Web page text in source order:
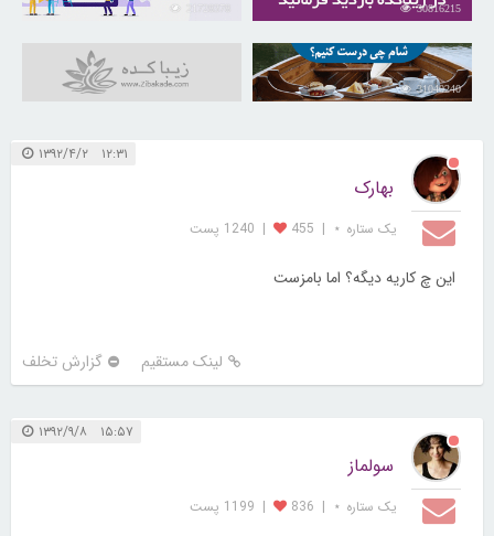
30816215
31040240
۱۲:۳۱ ۱۳۹۲/۴/۲
بهارک
یک ستاره ⋆ |
455
| 1240 پست
این چ کاریه دیگه؟ اما بامزست
لینک مستقیم گزارش تخلف
۱۵:۵۷ ۱۳۹۲/۹/۸
سولماز
یک ستاره ⋆ |
836
| 1199 پست